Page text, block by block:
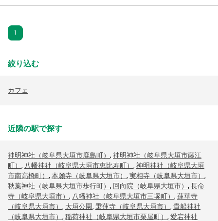
1
絞り込む
カフェ
近隣の駅で探す
神明神社（岐阜県大垣市鹿島町） , 神明神社（岐阜県大垣市藤江
町） , 八幡神社（岐阜県大垣市恵比寿町） , 神明神社（岐阜県大垣
市南高橋町） , 本願寺（岐阜県大垣市） , 実相寺（岐阜県大垣市） ,
秋葉神社（岐阜県大垣市歩行町） , 回向院（岐阜県大垣市） , 長命
寺（岐阜県大垣市） , 八幡神社（岐阜県大垣市三塚町） , 蓮華寺
（岐阜県大垣市） , 大垣公園, 乗蓮寺（岐阜県大垣市） , 貴船神社
（岐阜県大垣市） , 稲荷神社（岐阜県大垣市栗屋町） , 愛宕神社